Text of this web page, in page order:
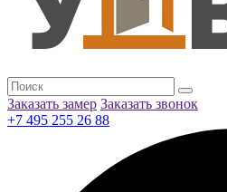
Заказать замер Заказать звонок
+7 495 255 26 88